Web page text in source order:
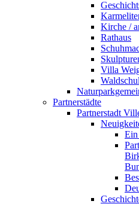
Kirche /
Rathaus
Villa
Partnerstädte
Partnerstadt
Ein